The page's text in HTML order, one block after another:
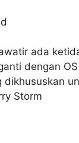
ada
dengan
dikhususkan
Storm